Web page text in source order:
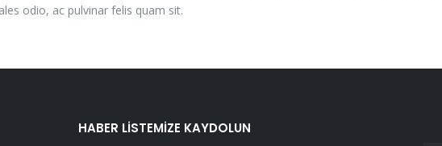
odio, ac pulvinar felis quam sit.
HABER LISTEMIZE KAYDOLUN